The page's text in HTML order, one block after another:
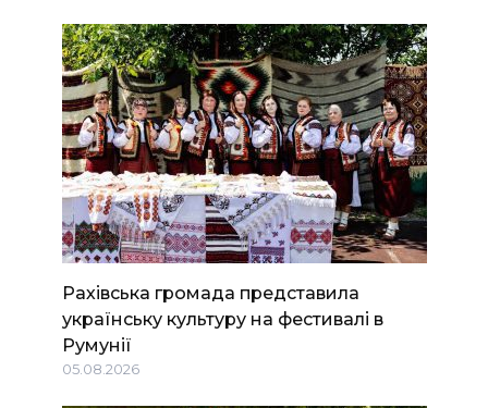
Рахівська громада представила
українську культуру на фестивалі в
Румунії
05.08.2026